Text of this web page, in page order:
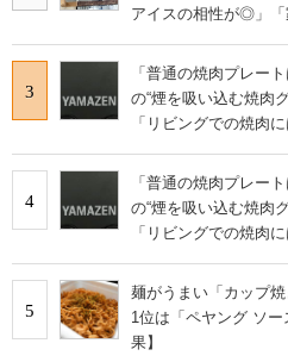
アイスの相性が◎」「
3
「普通の焼肉プレー
の“煙を吸い込む焼肉
「リビングでの焼肉
4
「普通の焼肉プレー
の“煙を吸い込む焼肉
「リビングでの焼肉
5
麺がうまい「カップ
1位は「ペヤング ソ
果】